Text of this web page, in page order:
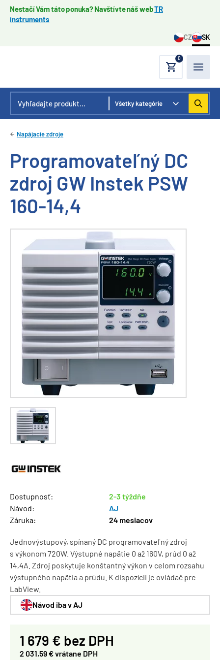
Nestačí Vám táto ponuka? Navštívte náš webTR
instruments
CZ SK
0
Napájacie zdroje
Programovateľný DC
zdroj GW Instek PSW
160-14,4
Dostupnosť:
2-3 týždňe
Návod:
AJ
Záruka:
24 mesiacov
Jednovýstupový, spínaný DC programovateľný zdroj
s výkonom 720W. Výstupné napätie 0 až 160V, prúd 0 až
14,4A. Zdroj poskytuje konštantný výkon v celom rozsahu
výstupného napätia a prúdu. K dispozícii je ovládač pre
LabView.
Návod iba v AJ
1 679 € bez DPH
2 031,59 € vrátane DPH